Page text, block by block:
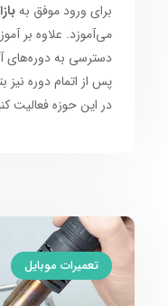
برای ورود موفق به
دسترسی به دوره‌های
پس از اتمام دوره
در این حوزه فعالیت
تعمیرات موبایل